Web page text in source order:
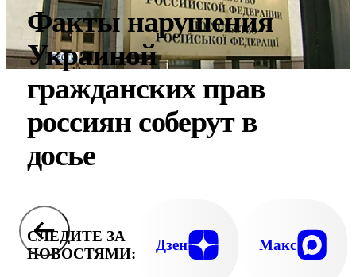
Факты нарушения
Украиной
гражданских прав
россиян соберут в
досье
СЛЕДИТЕ ЗА
НОВОСТЯМИ:
Дзен Макс